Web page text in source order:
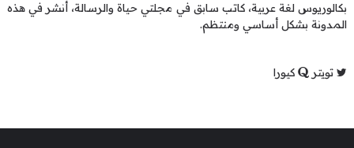
بكالوريوس لغة عربية، كاتب سابق في مجلتي حياة والرسالة، أنشر في هذه
المدونة بشكل أساسي ومنتظم.
تويتر كيورا